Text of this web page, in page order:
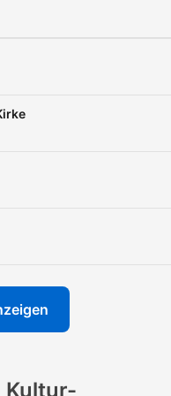
Kultur-